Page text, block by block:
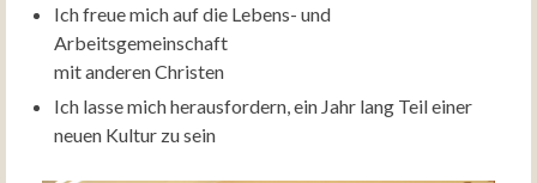
Ich freue mich auf die Lebens- und
Arbeitsgemeinschaft
mit anderen Christen
Ich lasse mich herausfordern, ein Jahr lang Teil einer
neuen Kultur zu sein